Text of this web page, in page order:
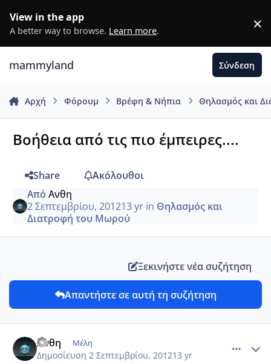
View in the app
A better way to browse. Learn more. ×
mammyland Σύνδεση
Αρχή Φόρουμ Βρέφη & Νήπια Θηλασμός και
Βοήθεια από τις πιο έμπειρες....
Share
Ακόλουθοι
Από Ανθη
2 Σεπτεμβρίου, 201213 yrin Θηλασμός και
Διατροφή του Μωρού
Ξεκινήστε νέα συζήτηση
Απαντήστε σε αυτή τη συζήτηση
Ανθη Μέλη
Δημοσίευση 2 Σεπτεμβρίου, 201213 yr